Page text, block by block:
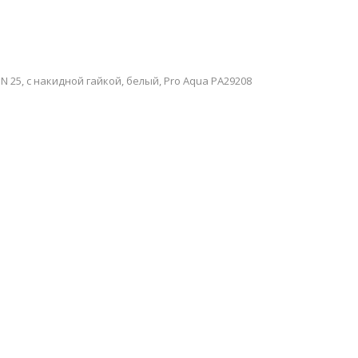
с накидной гайкой, белый, Pro Aqua PA29208